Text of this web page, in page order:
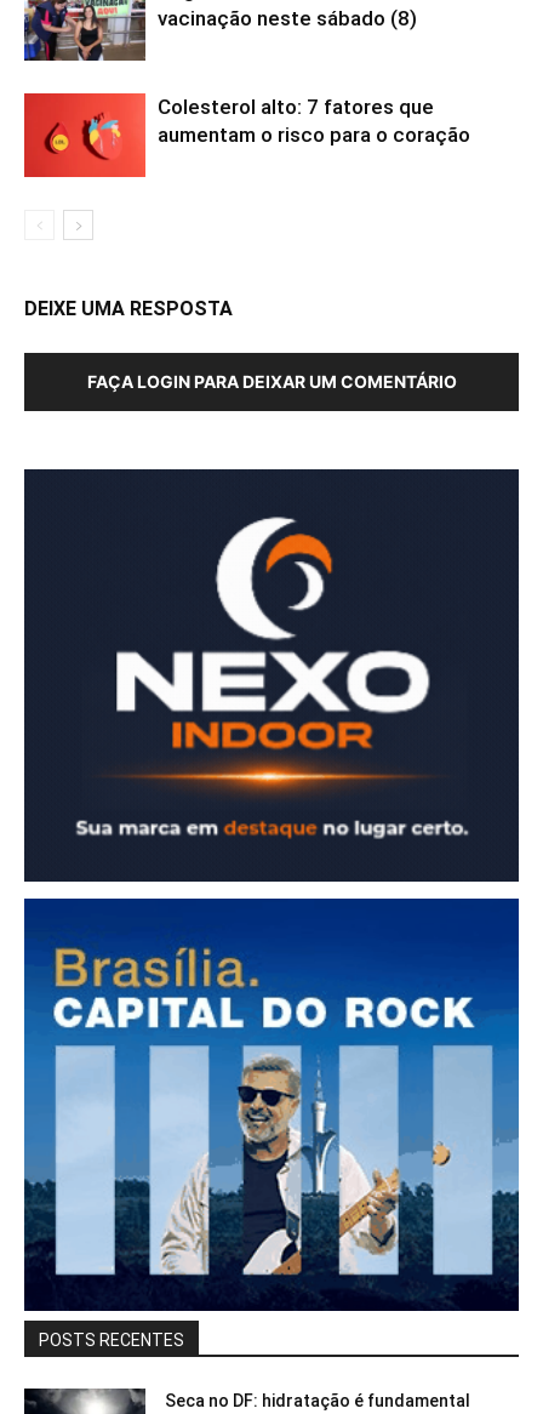
vacinação neste sábado (8)
Colesterol alto: 7 fatores que
aumentam o risco para o coração
DEIXE UMA RESPOSTA
FAÇA LOGIN PARA DEIXAR UM COMENTÁRIO
POSTS RECENTES
Seca no DF: hidratação é fundamental